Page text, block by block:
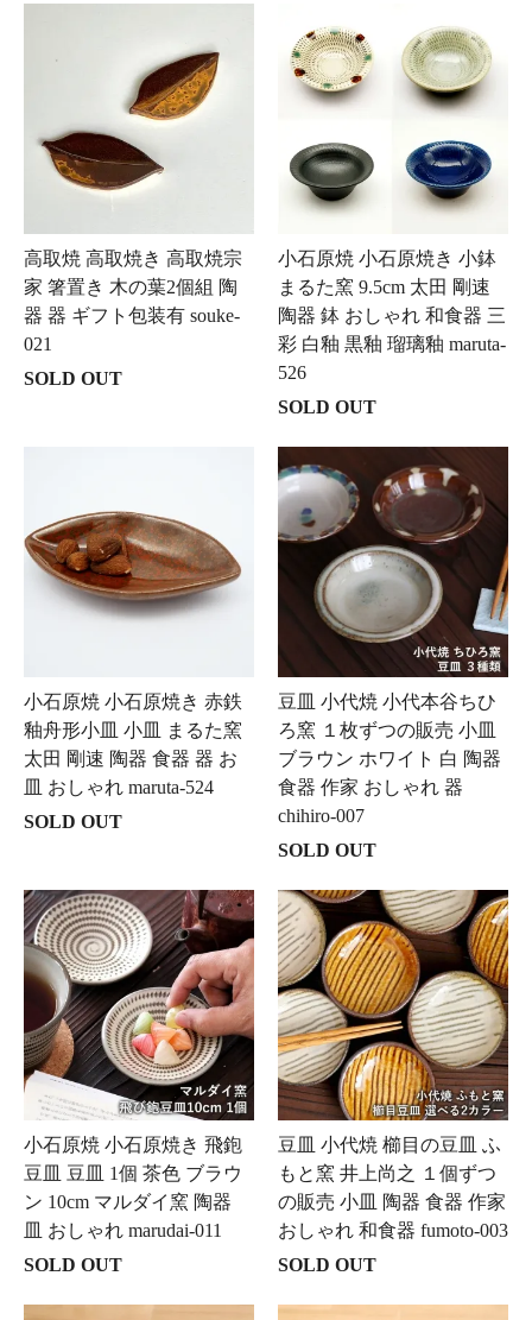
高取焼 高取焼き 高取焼宗
家 箸置き 木の葉2個組 陶
器 器 ギフト包装有 souke-
021
SOLD OUT
小石原焼 小石原焼き 小鉢
まるた窯 9.5cm 太田 剛速
陶器 鉢 おしゃれ 和食器 三
彩 白釉 黒釉 瑠璃釉 maruta-
526
SOLD OUT
小石原焼 小石原焼き 赤鉄
釉舟形小皿 小皿 まるた窯
太田 剛速 陶器 食器 器 お
皿 おしゃれ maruta-524
SOLD OUT
豆皿 小代焼 小代本谷ちひ
ろ窯 １枚ずつの販売 小皿
ブラウン ホワイト 白 陶器
食器 作家 おしゃれ 器
chihiro-007
SOLD OUT
小石原焼 小石原焼き 飛鉋
豆皿 豆皿 1個 茶色 ブラウ
ン 10cm マルダイ窯 陶器
皿 おしゃれ marudai-011
SOLD OUT
豆皿 小代焼 櫛目の豆皿 ふ
もと窯 井上尚之 １個ずつ
の販売 小皿 陶器 食器 作家
おしゃれ 和食器 fumoto-003
SOLD OUT